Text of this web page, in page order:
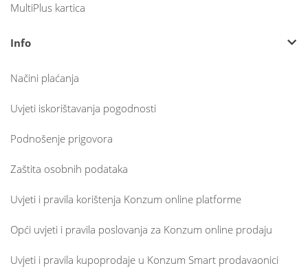
MultiPlus kartica
Info
Načini plaćanja
Uvjeti iskorištavanja pogodnosti
Podnošenje prigovora
Zaštita osobnih podataka
Uvjeti i pravila korištenja Konzum online platforme
Opći uvjeti i pravila poslovanja za Konzum online prodaju
Uvjeti i pravila kupoprodaje u Konzum Smart prodavaonici